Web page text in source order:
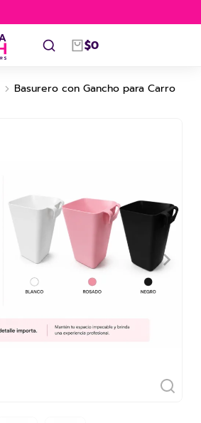
$0
Basurero con Gancho para Carro